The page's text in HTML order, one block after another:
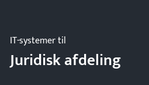
IT-systemer til
Juridisk afdeling